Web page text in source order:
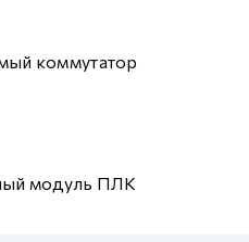
коммутатор
модуль ПЛК